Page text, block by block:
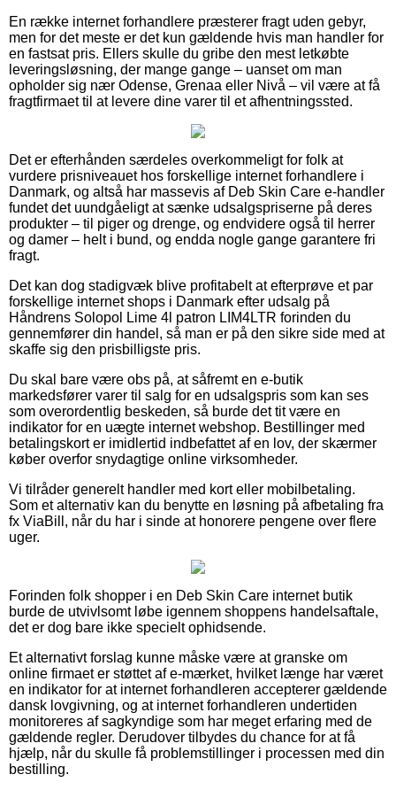
En række internet forhandlere præsterer fragt uden gebyr,
men for det meste er det kun gældende hvis man handler for
en fastsat pris. Ellers skulle du gribe den mest letkøbte
leveringsløsning, der mange gange – uanset om man
opholder sig nær Odense, Grenaa eller Nivå – vil være at få
fragtfirmaet til at levere dine varer til et afhentningssted.
Det er efterhånden særdeles overkommeligt for folk at
vurdere prisniveauet hos forskellige internet forhandlere i
Danmark, og altså har massevis af Deb Skin Care e-handler
fundet det uundgåeligt at sænke udsalgspriserne på deres
produkter – til piger og drenge, og endvidere også til herrer
og damer – helt i bund, og endda nogle gange garantere fri
fragt.
Det kan dog stadigvæk blive profitabelt at efterprøve et par
forskellige internet shops i Danmark efter udsalg på
Håndrens Solopol Lime 4l patron LIM4LTR forinden du
gennemfører din handel, så man er på den sikre side med at
skaffe sig den prisbilligste pris.
Du skal bare være obs på, at såfremt en e-butik
markedsfører varer til salg for en udsalgspris som kan ses
som overordentlig beskeden, så burde det tit være en
indikator for en uægte internet webshop. Bestillinger med
betalingskort er imidlertid indbefattet af en lov, der skærmer
køber overfor snydagtige online virksomheder.
Vi tilråder generelt handler med kort eller mobilbetaling.
Som et alternativ kan du benytte en løsning på afbetaling fra
fx ViaBill, når du har i sinde at honorere pengene over flere
uger.
Forinden folk shopper i en Deb Skin Care internet butik
burde de utvivlsomt løbe igennem shoppens handelsaftale,
det er dog bare ikke specielt ophidsende.
Et alternativt forslag kunne måske være at granske om
online firmaet er støttet af e-mærket, hvilket længe har været
en indikator for at internet forhandleren accepterer gældende
dansk lovgivning, og at internet forhandleren undertiden
monitoreres af sagkyndige som har meget erfaring med de
gældende regler. Derudover tilbydes du chance for at få
hjælp, når du skulle få problemstillinger i processen med din
bestilling.